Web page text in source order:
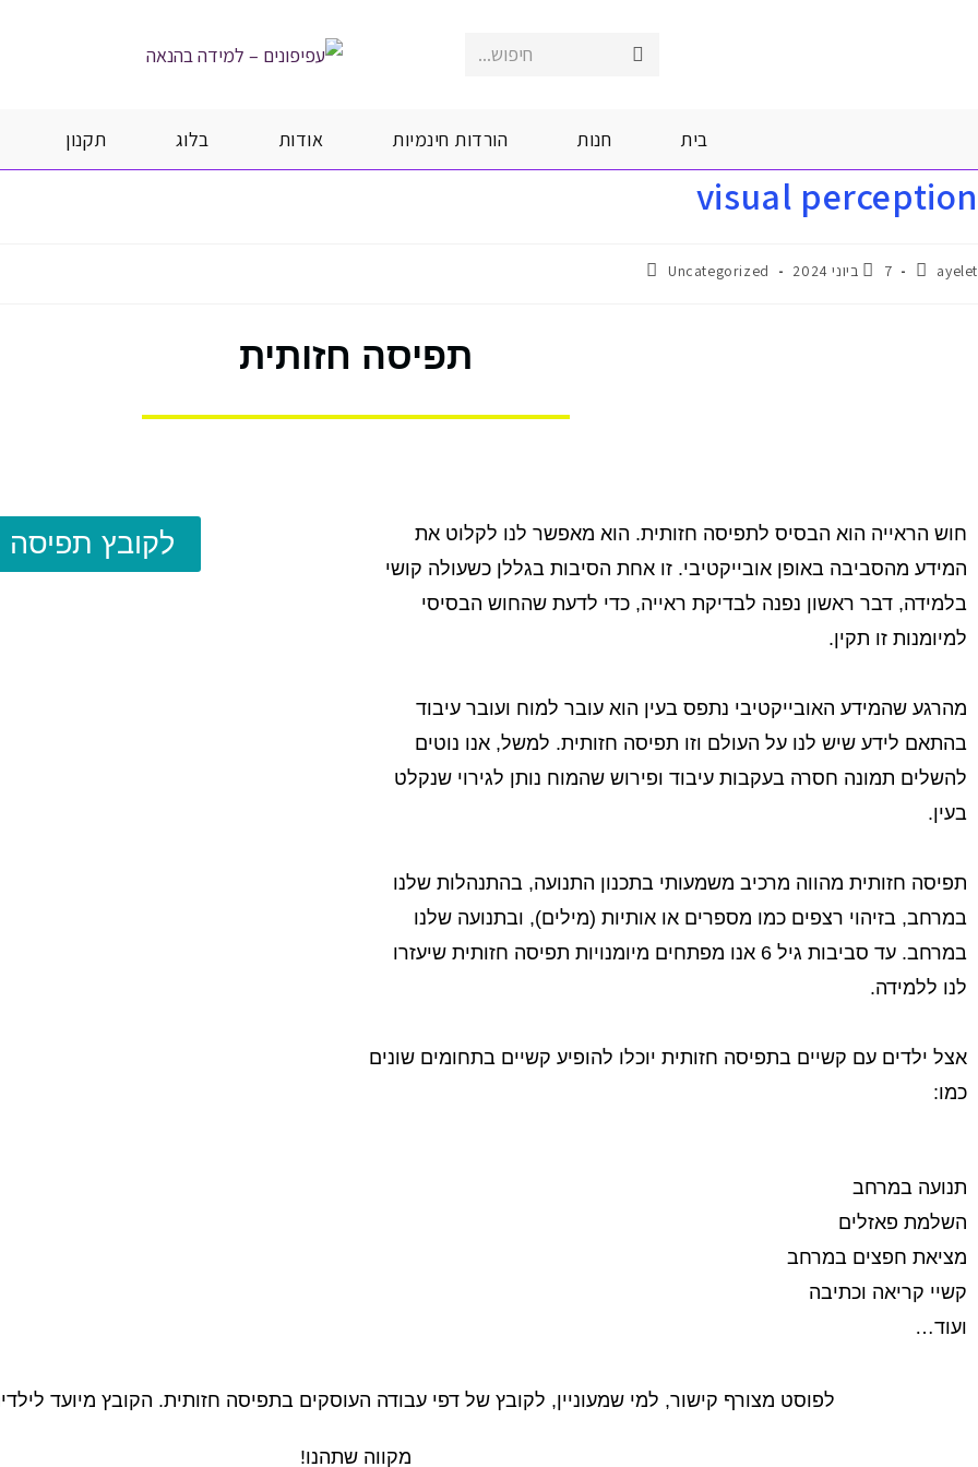
חיפוש...
בית חנות הורדות חינמיות אודות בלוג תקנון
visual perception
ayelet 7 ביוני 2024 Uncategorized
תפיסה חזותית
חוש הראייה הוא הבסיס לתפיסה חזותית. הוא מאפשר לנו לקלוט את
המידע מהסביבה באופן אובייקטיבי. זו אחת הסיבות בגללן כשעולה קושי
בלמידה, דבר ראשון נפנה לבדיקת ראייה, כדי לדעת שהחוש הבסיסי
למיומנות זו תקין.
מהרגע שהמידע האובייקטיבי נתפס בעין הוא עובר למוח ועובר עיבוד
בהתאם לידע שיש לנו על העולם וזו תפיסה חזותית. למשל, אנו נוטים
להשלים תמונה חסרה בעקבות עיבוד ופירוש שהמוח נותן לגירוי שנקלט
בעין.
תפיסה חזותית מהווה מרכיב משמעותי בתכנון התנועה, בהתנהלות שלנו
במרחב, בזיהוי רצפים כמו מספרים או אותיות (מילים), ובתנועה שלנו
במרחב. עד סביבות גיל 6 אנו מפתחים מיומנויות תפיסה חזותית שיעזרו
לנו ללמידה.
אצל ילדים עם קשיים בתפיסה חזותית יוכלו להופיע קשיים בתחומים שונים
כמו:
תנועה במרחב
השלמת פאזלים
מציאת חפצים במרחב
קשיי קריאה וכתיבה
ועוד…
לקובץ תפיסה
לפוסט מצורף קישור, למי שמעוניין, לקובץ של דפי עבודה העוסקים בתפיסה חזותית. הקובץ מיועד לילדים בני 5
מקווה שתהנו!